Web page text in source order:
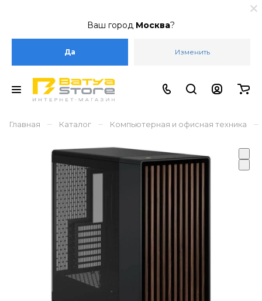
Ваш город Москва?
Да Изменить
Главная – Каталог – Компьютерная и офисная техника –